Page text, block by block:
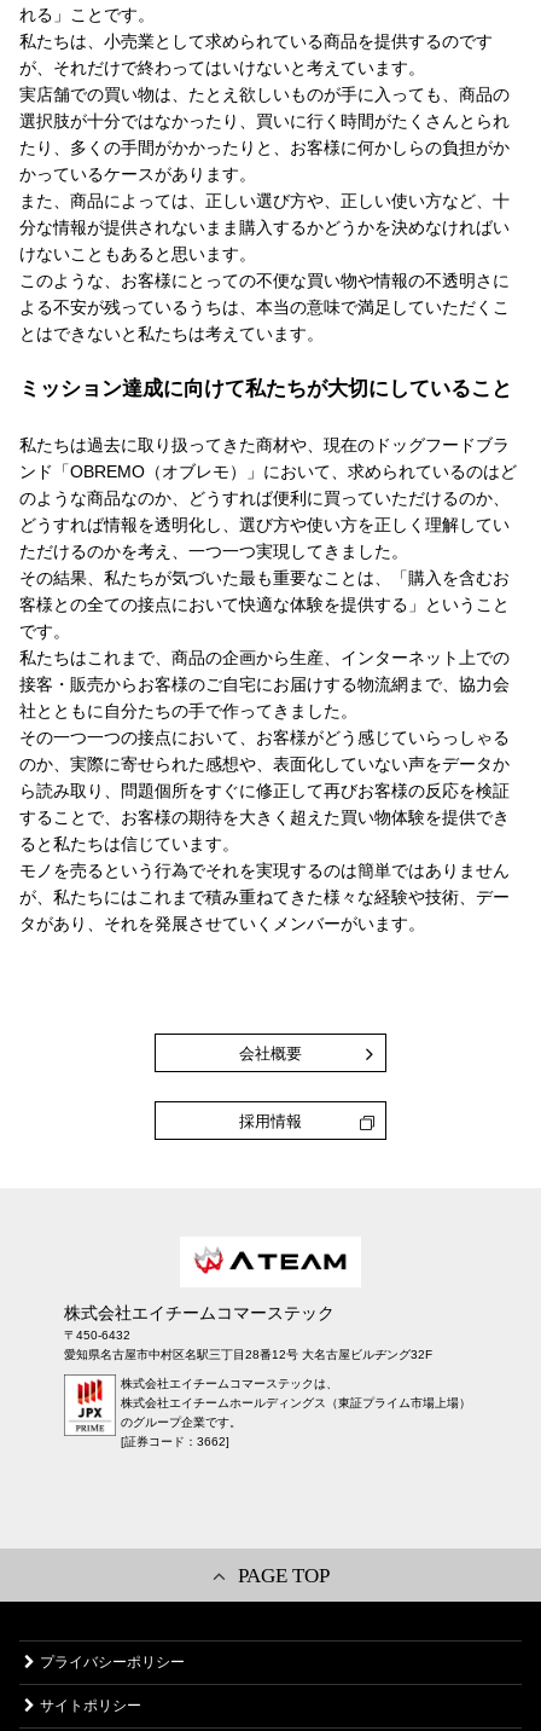
れる」ことです。
私たちは、小売業として求められている商品を提供するのです
が、それだけで終わってはいけないと考えています。
実店舗での買い物は、たとえ欲しいものが手に入っても、商品の
選択肢が十分ではなかったり、買いに行く時間がたくさんとられ
たり、多くの手間がかかったりと、お客様に何かしらの負担がか
かっているケースがあります。
また、商品によっては、正しい選び方や、正しい使い方など、十
分な情報が提供されないまま購入するかどうかを決めなければい
けないこともあると思います。
このような、お客様にとっての不便な買い物や情報の不透明さに
よる不安が残っているうちは、本当の意味で満足していただくこ
とはできないと私たちは考えています。
ミッション達成に向けて私たちが大切にしていること
私たちは過去に取り扱ってきた商材や、現在のドッグフードブラ
ンド「OBREMO（オブレモ）」において、求められているのはど
のような商品なのか、どうすれば便利に買っていただけるのか、
どうすれば情報を透明化し、選び方や使い方を正しく理解してい
ただけるのかを考え、一つ一つ実現してきました。
その結果、私たちが気づいた最も重要なことは、「購入を含むお
客様との全ての接点において快適な体験を提供する」ということ
です。
私たちはこれまで、商品の企画から生産、インターネット上での
接客・販売からお客様のご自宅にお届けする物流網まで、協力会
社とともに自分たちの手で作ってきました。
その一つ一つの接点において、お客様がどう感じていらっしゃる
のか、実際に寄せられた感想や、表面化していない声をデータか
ら読み取り、問題個所をすぐに修正して再びお客様の反応を検証
することで、お客様の期待を大きく超えた買い物体験を提供でき
ると私たちは信じています。
モノを売るという行為でそれを実現するのは簡単ではありません
が、私たちにはこれまで積み重ねてきた様々な経験や技術、デー
タがあり、それを発展させていくメンバーがいます。
会社概要
採用情報
株式会社エイチームコマーステック
〒450-6432
愛知県名古屋市中村区名駅三丁目28番12号 大名古屋ビルヂング32F
株式会社エイチームコマーステックは、
株式会社エイチームホールディングス（東証プライム市場上場）
のグループ企業です。
[証券コード：3662]
PAGE TOP
プライバシーポリシー
サイトポリシー